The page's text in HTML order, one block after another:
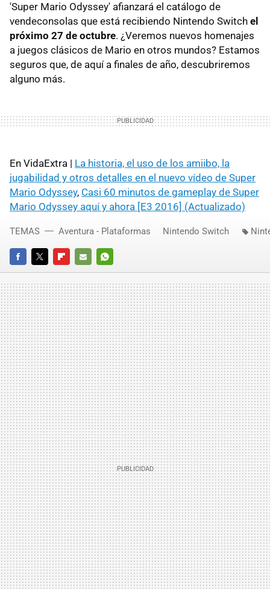
'Super Mario Odyssey' afianzará el catálogo de
vendeconsolas que está recibiendo Nintendo Switch el
próximo 27 de octubre. ¿Veremos nuevos homenajes
a juegos clásicos de Mario en otros mundos? Estamos
seguros que, de aquí a finales de año, descubriremos
alguno más.
En VidaExtra | La historia, el uso de los amiibo, la
jugabilidad y otros detalles en el nuevo vídeo de Super
Mario Odyssey, Casi 60 minutos de gameplay de Super
Mario Odyssey aquí y ahora [E3 2016] (Actualizado)
FACEBOOKTWITTERFLIPBOARD
E-
MAIL
WHATSAPP
TEMAS Aventura - Plataformas Nintendo Switch